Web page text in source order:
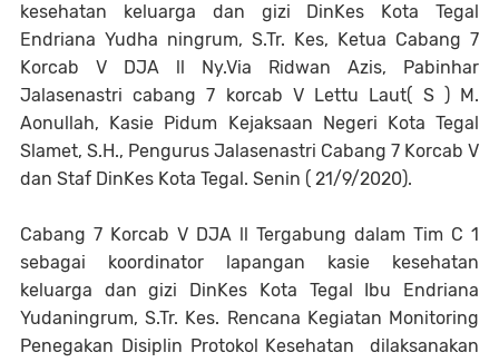
kesehatan keluarga dan gizi DinKes Kota Tegal
Endriana Yudha ningrum, S.Tr. Kes, Ketua Cabang 7
Korcab V DJA ll Ny.Via Ridwan Azis, Pabinhar
Jalasenastri cabang 7 korcab V Lettu Laut( S ) M.
Aonullah, Kasie Pidum Kejaksaan Negeri Kota Tegal
Slamet, S.H., Pengurus Jalasenastri Cabang 7 Korcab V
dan Staf DinKes Kota Tegal. Senin ( 21/9/2020).
Cabang 7 Korcab V DJA ll Tergabung dalam Tim C 1
sebagai koordinator lapangan kasie kesehatan
keluarga dan gizi DinKes Kota Tegal Ibu Endriana
Yudaningrum, S.Tr. Kes. Rencana Kegiatan Monitoring
Penegakan Disiplin Protokol Kesehatan dilaksanakan